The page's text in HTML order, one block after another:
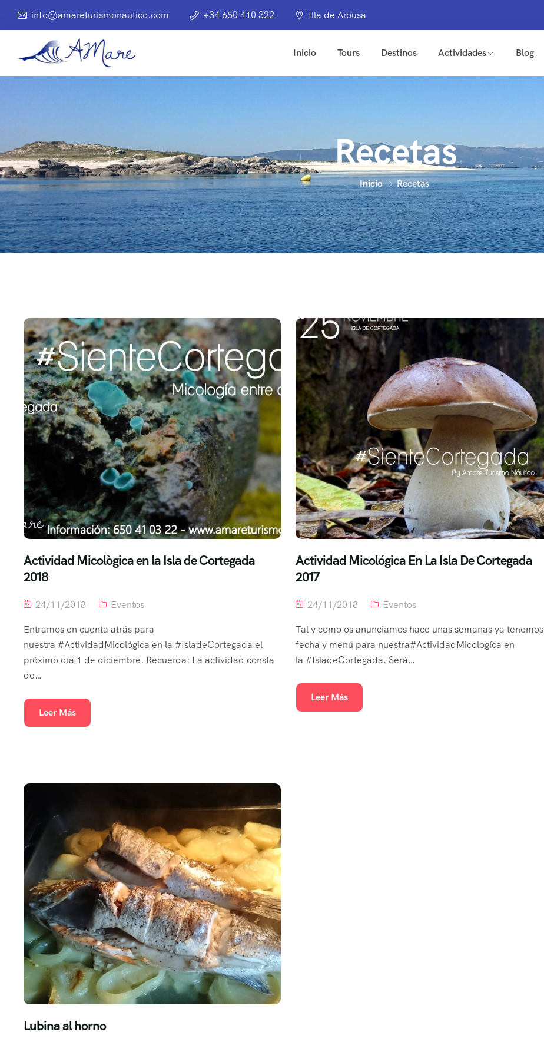
info@amareturismonautico.com +34 650 410 322 Illa de Arousa
Inicio Tours Destinos Actividades Blog
Recetas
Inicio Recetas
Actividad Micològica en la Isla de Cortegada
2018
24/11/2018
Eventos
Entramos en cuenta atrás para
nuestra #ActividadMicológica en la #IsladeCortegada el
próximo día 1 de diciembre. Recuerda: La actividad consta
de…
Leer Más
Actividad Micológica En La Isla De Cortegada
2017
24/11/2018
Eventos
Tal y como os anunciamos hace unas semanas ya tenemos
fecha y menú para nuestra#ActividadMicologíca en
la #IsladeCortegada. Será…
Leer Más
Lubina al horno